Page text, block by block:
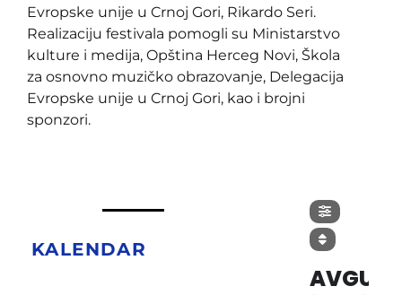
Evropske unije u Crnoj Gori, Rikardo Seri.
Realizaciju festivala pomogli su Ministarstvo
kulture i medija, Opština Herceg Novi, Škola
za osnovno muzičko obrazovanje, Delegacija
Evropske unije u Crnoj Gori, kao i brojni
sponzori.
KALENDAR
AVGUST